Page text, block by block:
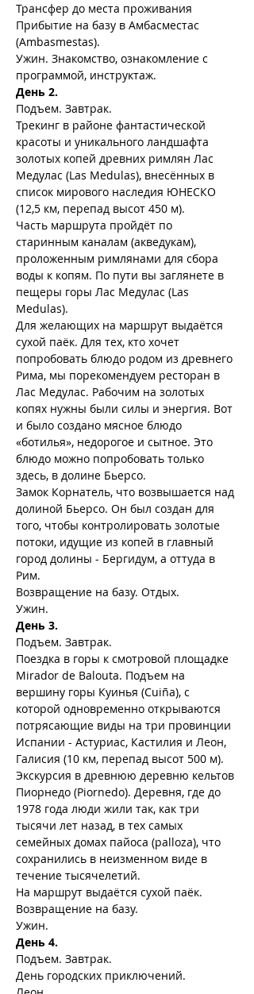
Трансфер до места проживания
Прибытие на базу в Амбасместас
(Ambasmestas).
Ужин. Знакомство, ознакомление с
программой, инструктаж.
День 2.
Подъем. Завтрак.
Трекинг в районе фантастической
красоты и уникального ландшафта
золотых копей древних римлян Лас
Медулас (Las Medulas), внесённых в
список мирового наследия ЮНЕСКО
(12,5 км, перепад высот 450 м).
Часть маршрута пройдёт по
старинным каналам (акведукам),
проложенным римлянами для сбора
воды к копям. По пути вы заглянете в
пещеры горы Лас Медулас (Las
Medulas).
Для желающих на маршрут выдаётся
сухой паёк. Для тех, кто хочет
попробовать блюдо родом из древнего
Рима, мы порекомендуем ресторан в
Лас Медулас. Рабочим на золотых
копях нужны были силы и энергия. Вот
и было создано мясное блюдо
«ботилья», недорогое и сытное. Это
блюдо можно попробовать только
здесь, в долине Бьерсо.
Замок Корнатель, что возвышается над
долиной Бьерсо. Он был создан для
того, чтобы контролировать золотые
потоки, идущие из копей в главный
город долины - Бергидум, а оттуда в
Рим.
Возвращение на базу. Отдых.
Ужин.
День 3.
Подъем. Завтрак.
Поездка в горы к смотровой площадке
Mirador de Balouta. Подъем на
вершину горы Куинья (Cuiña), с
которой одновременно открываются
потрясающие виды на три провинции
Испании - Астуриас, Кастилия и Леон,
Галисия (10 км, перепад высот 500 м).
Экскурсия в древнюю деревню кельтов
Пиорнедо (Piornedo). Деревня, где до
1978 года люди жили так, как три
тысячи лет назад, в тех самых
семейных домах пайоса (palloza), что
сохранились в неизменном виде в
течение тысячелетий.
На маршрут выдаётся сухой паёк.
Возвращение на базу.
Ужин.
День 4.
Подъем. Завтрак.
День городских приключений.